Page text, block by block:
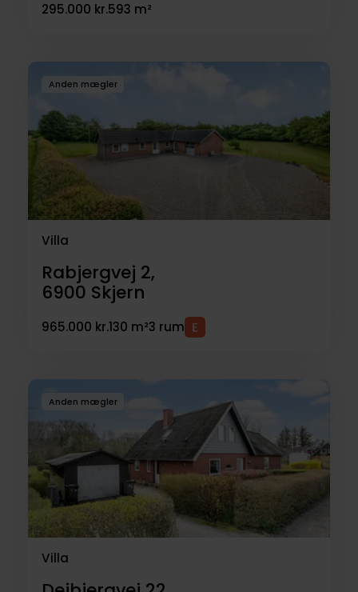
295.000 kr.593 m²
Anden mægler
Villa
Rabjergvej 2,
6900 Skjern
965.000 kr.130 m²3 rum
Anden mægler
Villa